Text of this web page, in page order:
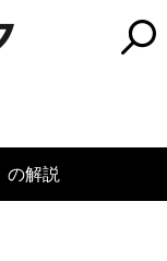
の解説